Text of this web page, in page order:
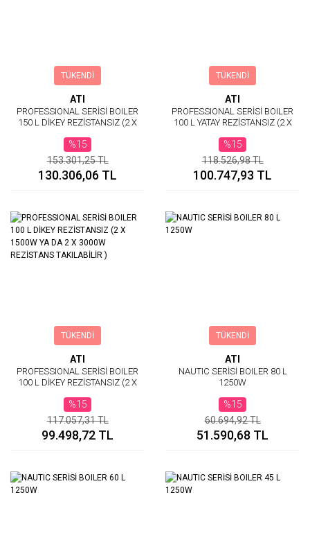
TÜKENDİ
ATI
PROFESSIONAL SERİSİ BOILER
150 L DİKEY REZİSTANSIZ (2 X
REZİSTANS TAKILABİLİR )
%15
130.306,06 TL
153.301,25 TL
TÜKENDİ
ATI
PROFESSIONAL SERİSİ BOILER
100 L YATAY REZİSTANSIZ (2 X
REZİSTANS TAKILABİLİR )
%15
100.747,93 TL
118.526,98 TL
TÜKENDİ
ATI
PROFESSIONAL SERİSİ BOILER
100 L DİKEY REZİSTANSIZ (2 X
REZİSTANS TAKILABİLİR )
%15
99.498,72 TL
117.057,31 TL
TÜKENDİ
ATI
NAUTIC SERİSİ BOILER 80 L
1250W
%15
51.590,68 TL
60.694,92 TL